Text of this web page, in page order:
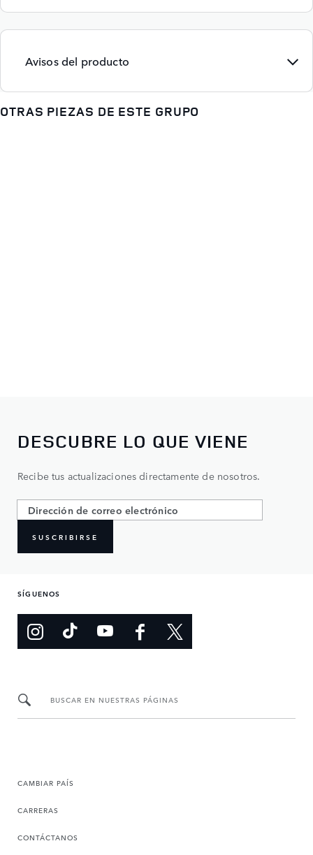
Avisos del producto
OTRAS PIEZAS DE ESTE GRUPO
DESCUBRE LO QUE VIENE
Recibe tus actualizaciones directamente de nosotros.
SUSCRIBIRSE
SÍGUENOS
BUSCAR EN NUESTRAS PÁGINAS
CAMBIAR PAÍS
CARRERAS
CONTÁCTANOS